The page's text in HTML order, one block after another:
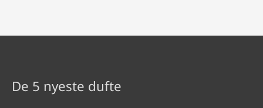
De 5 nyeste dufte